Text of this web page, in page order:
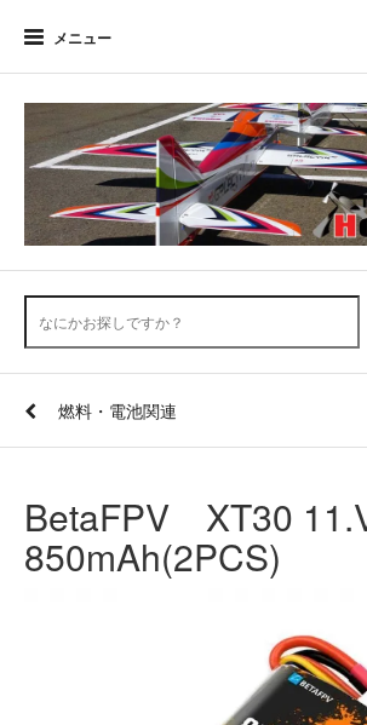
メニュー
燃料・電池関連
BetaFPV XT30
850mAh(2PCS)